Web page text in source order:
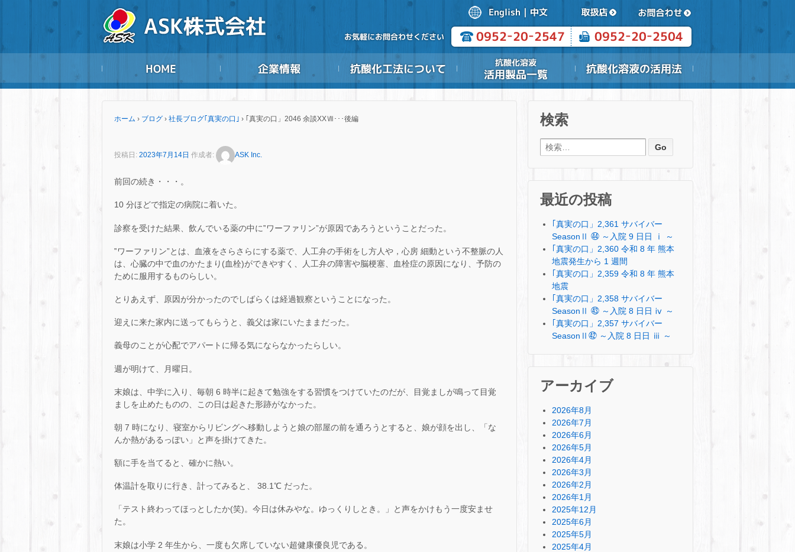
ホーム › ブログ › 社長ブログ｢真実の口｣ › ｢真実の口」2046 余談XXⅦ･･･後編
投稿日: 2023年7月14日 作成者: ASK Inc.
前回の続き・・・。
10 分ほどで指定の病院に着いた。
診察を受けた結果、飲んでいる薬の中に‟ワーファリン”が原因であろうということだった。
‟ワーファリン”とは、血液をさらさらにする薬で、人工弁の手術をし方人や，心房 細動という不整脈の人
は、心臓の中で血のかたまり(血栓)ができやすく、人工弁の障害や脳梗塞、血栓症の原因になり、予防の
ために服用するものらしい。
とりあえず、原因が分かったのでしばらくは経過観察ということになった。
迎えに来た家内に送ってもらうと、義父は家にいたままだった。
義母のことが心配でアパートに帰る気にならなかったらしい。
週が明けて、月曜日。
末娘は、中学に入り、毎朝 6 時半に起きて勉強をする習慣をつけていたのだが、目覚ましが鳴って目覚
ましを止めたものの、この日は起きた形跡がなかった。
朝 7 時になり、寝室からリビングへ移動しようと娘の部屋の前を通ろうとすると、娘が顔を出し、「な
んか熱があるっぽい」と声を掛けてきた。
額に手を当てると、確かに熱い。
体温計を取りに行き、計ってみると、 38.1℃ だった。
「テスト終わってほっとしたか(笑)。今日は休みやな。ゆっくりしとき。」と声をかけもう一度安ませ
た。
末娘は小学 2 年生から、一度も欠席していない超健康優良児である。
検索
検索:
最近の投稿
｢真実の口」2,361 サバイバー
SeasonⅡ ㊹ ～入院 9 日日 ⅰ ～
｢真実の口」2,360 令和 8 年 熊本
地震発生から 1 週間
｢真実の口」2,359 令和 8 年 熊本
地震
｢真実の口」2,358 サバイバー
SeasonⅡ ㊸ ～入院 8 日日 ⅳ ～
｢真実の口」2,357 サバイバー
SeasonⅡ㊷ ～入院 8 日日 ⅲ ～
アーカイブ
2026年8月
2026年7月
2026年6月
2026年5月
2026年4月
2026年3月
2026年2月
2026年1月
2025年12月
2025年6月
2025年5月
2025年4月